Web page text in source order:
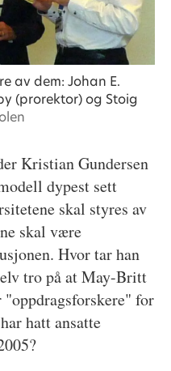
av dem: Johan E.
(prorektor) og Stoig
Kristian Gundersen
dypest sett
skal styres av
skal være
Hvor tar han
tro på at May-Britt
for
hatt ansatte